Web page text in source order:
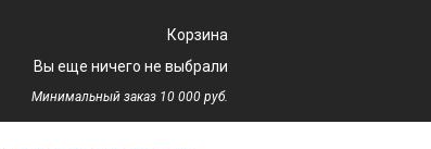
Корзина
Вы еще ничего не выбрали
Минимальный заказ 10 000 руб.